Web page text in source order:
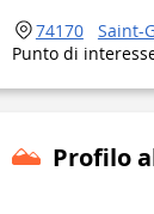
74170
Saint-
Punto di
Profilo